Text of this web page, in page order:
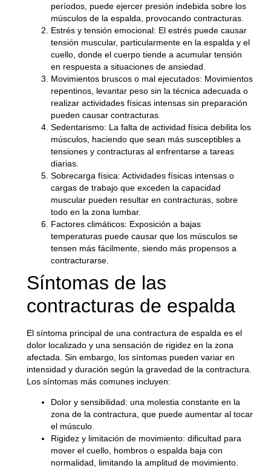
períodos, puede ejercer presión indebida sobre los
músculos de la espalda, provocando contracturas.
Estrés y tensión emocional: El estrés puede causar
tensión muscular, particularmente en la espalda y el
cuello, donde el cuerpo tiende a acumular tensión
en respuesta a situaciones de ansiedad.
Movimientos bruscos o mal ejecutados: Movimientos
repentinos, levantar peso sin la técnica adecuada o
realizar actividades físicas intensas sin preparación
pueden causar contracturas.
Sedentarismo: La falta de actividad física debilita los
músculos, haciendo que sean más susceptibles a
tensiones y contracturas al enfrentarse a tareas
diarias.
Sobrecarga física: Actividades físicas intensas o
cargas de trabajo que exceden la capacidad
muscular pueden resultar en contracturas, sobre
todo en la zona lumbar.
Factores climáticos: Exposición a bajas
temperaturas puede causar que los músculos se
tensen más fácilmente, siendo más propensos a
contracturarse.
Síntomas de las
contracturas de espalda
El síntoma principal de una contractura de espalda es el
dolor localizado y una sensación de rigidez en la zona
afectada. Sin embargo, los síntomas pueden variar en
intensidad y duración según la gravedad de la contractura.
Los síntomas más comunes incluyen:
Dolor y sensibilidad: una molestia constante en la
zona de la contractura, que puede aumentar al tocar
el músculo.
Rigidez y limitación de movimiento: dificultad para
mover el cuello, hombros o espalda baja con
normalidad, limitando la amplitud de movimiento.